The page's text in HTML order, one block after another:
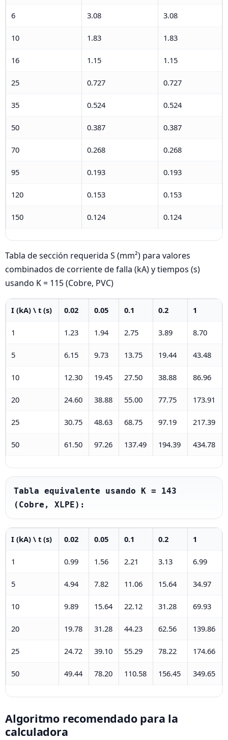
6 3.08 3.08
10 1.83 1.83
16 1.15 1.15
25 0.727 0.727
35 0.524 0.524
50 0.387 0.387
70 0.268 0.268
95 0.193 0.193
120 0.153 0.153
150 0.124 0.124
Tabla de sección requerida S (mm²) para valores
combinados de corriente de falla (kA) y tiempos (s)
usando K = 115 (Cobre, PVC)
I (kA) \ t (s) 0.02 0.05 0.1 0.2 1
1 1.23 1.94 2.75 3.89 8.70
5 6.15 9.73 13.75 19.44 43.48
10 12.30 19.45 27.50 38.88 86.96
20 24.60 38.88 55.00 77.75 173.91
25 30.75 48.63 68.75 97.19 217.39
50 61.50 97.26 137.49 194.39 434.78
Tabla equivalente usando K = 143
(Cobre, XLPE):
I (kA) \ t (s) 0.02 0.05 0.1 0.2 1
1 0.99 1.56 2.21 3.13 6.99
5 4.94 7.82 11.06 15.64 34.97
10 9.89 15.64 22.12 31.28 69.93
20 19.78 31.28 44.23 62.56 139.86
25 24.72 39.10 55.29 78.22 174.66
50 49.44 78.20 110.58 156.45 349.65
Algoritmo recomendado para la
calculadora